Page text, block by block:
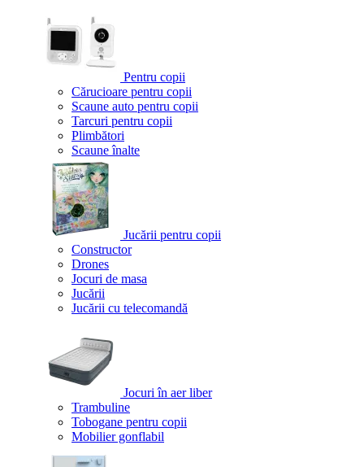
Pentru copii
Cărucioare pentru copii
Scaune auto pentru copii
Tarcuri pentru copii
Plimbători
Scaune înalte
Jucării pentru copii
Constructor
Drones
Jocuri de masa
Jucării
Jucării cu telecomandă
Jocuri în aer liber
Trambuline
Tobogane pentru copii
Mobilier gonflabil